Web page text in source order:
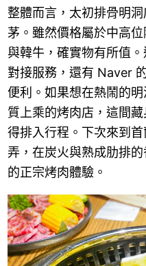
整體而言，太初排骨明
茅。雖然價格屬於中高
與韓牛，確實物有所值
對接服務，還有 Naver
便利。如果想在熱鬧的
質上乘的烤肉店，這間
得排入行程。下次來到
弄，在炭火與熟成肋排
的正宗烤肉體驗。